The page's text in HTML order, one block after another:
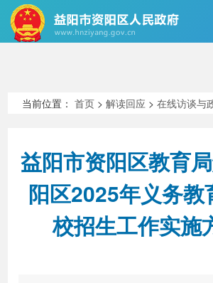
新闻中心
当前位置：首页 >解读回应 >在线访谈与
益阳市资阳区教育
阳区2025年义务教
校招生工作实施